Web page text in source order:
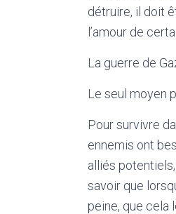
détruire, il doit
l’amour de
La guerre de
Le seul moyen
Pour survivre
ennemis ont
alliés
savoir que
peine, que cela